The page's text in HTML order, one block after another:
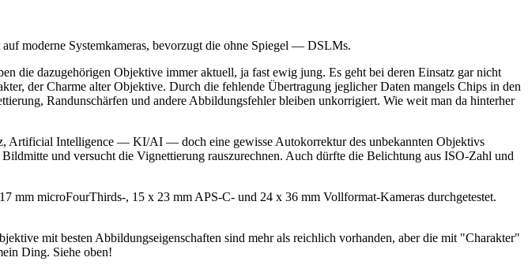
moderne Systemkameras, bevorzugt die ohne Spiegel — DSLMs.
die dazugehörigen Objektive immer aktuell, ja fast ewig jung. Es geht bei deren Einsatz gar nicht
der Charme alter Objektive. Durch die fehlende Übertragung jeglicher Daten mangels Chips in den
Randunschärfen und andere Abbildungsfehler bleiben unkorrigiert. Wie weit man da hinterher
Artificial Intelligence — KI/AI — doch eine gewisse Autokorrektur des unbekannten Objektivs
und versucht die Vignettierung rauszurechnen. Auch dürfte die Belichtung aus ISO-Zahl und
mm microFourThirds-, 15 x 23 mm APS-C- und 24 x 36 mm Vollformat-Kameras durchgetestet.
mit besten Abbildungseigenschaften sind mehr als reichlich vorhanden, aber die mit "Charakter"
Ding. Siehe oben!